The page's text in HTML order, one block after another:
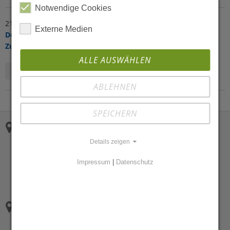
21.05.2026
Donnerstag
Delegation und Teamstrukturen in der Praxis –
Zukunftsmodell oder Veränderung der ärztlichen Rolle?
mehr erfahren
Wiesbaden
Notwendige Cookies
Externe Medien
ALLE AUSWÄHLEN
ABLEHNEN
SPEICHERN
Details zeigen
Impressum Datenschutz